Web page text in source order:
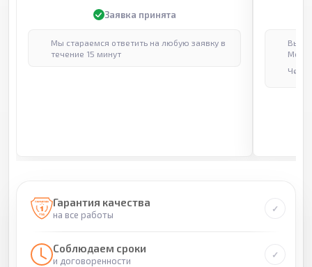
Заявка принята
Мы стараемся ответить на любую заявку в
течение 15 минут
Гарантия качества
на все работы
Соблюдаем сроки
и договоренности